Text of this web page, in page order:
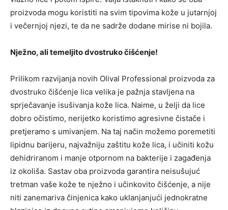
proizvoda mogu koristiti na svim tipovima kože u jutarnjoj
i večernjoj njezi, te da ne sadrže dodane mirise ni bojila.
Nježno, ali temeljito dvostruko čišćenje!
Prilikom razvijanja novih Olival Professional proizvoda za
dvostruko čišćenje lica velika je pažnja stavljena na
sprječavanje isušivanja kože lica. Naime, u želji da lice
dobro očistimo, nerijetko koristimo agresivne čistače i
pretjeramo s umivanjem. Na taj način možemo poremetiti
lipidnu barijeru, najvažniju zaštitu kože lica, i učiniti kožu
dehidriranom i manje otpornom na bakterije i zagađenja
iz okoliša. Sastav oba proizvoda garantira neisušujuć
tretman vaše kože te nježno i učinkovito čišćenje, a nije
niti zanemariva činjenica kako uklanjanjući jednokratne